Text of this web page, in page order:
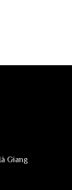
Giang